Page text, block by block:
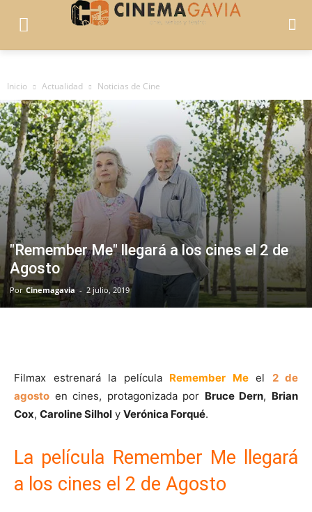
Inicio Actualidad Noticias de Cine
"Remember Me" llegará a los cines el 2 de
Agosto
Por Cinemagavia - 2 julio, 2019
Filmax estrenará la película Remember Meel 2 de
agosto en cines, protagonizada por Bruce Dern, Brian
Cox, Caroline Silhol y Verónica Forqué.
La película Remember Me llegará
a los cines el 2 de Agosto